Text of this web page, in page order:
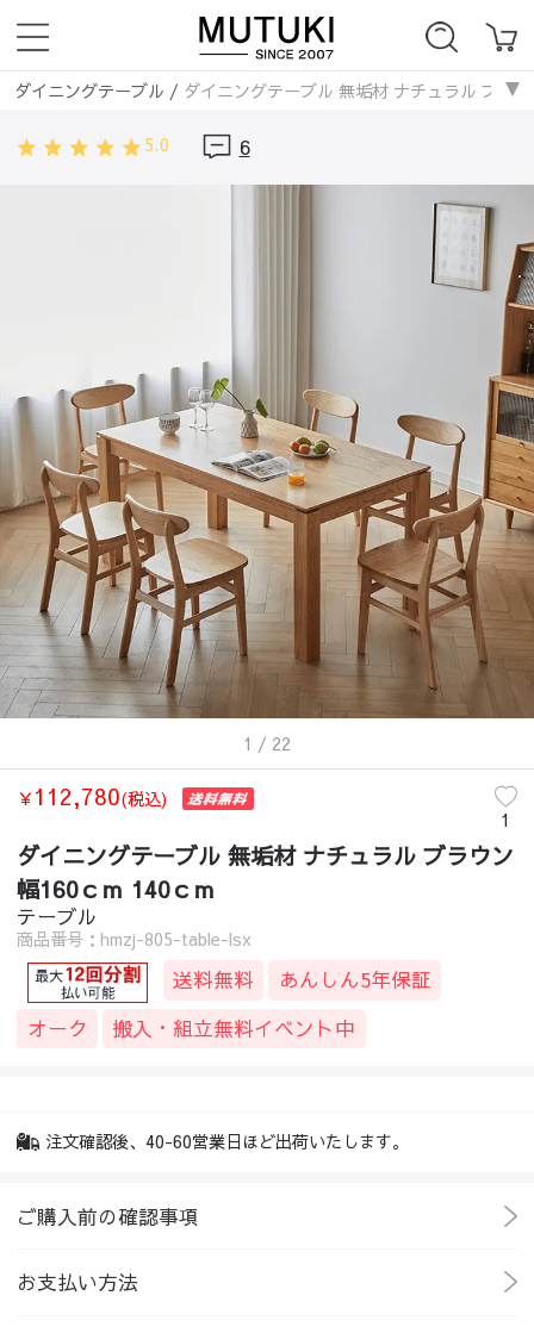
ダイニングテーブル / ダイニングテーブル 無垢材 ナチュラル ブラ
5.0 6
1 / 22
￥112,780(税込)
1
ダイニングテーブル 無垢材 ナチュラル ブラウン
幅160ｃｍ 140ｃｍ
テーブル
商品番号：hmzj-805-table-lsx
送料無料
あんしん5年保証
オーク
搬入・組立無料イベント中
注文確認後、40-60営業日ほど出荷いたします。
ご購入前の確認事項
お支払い方法